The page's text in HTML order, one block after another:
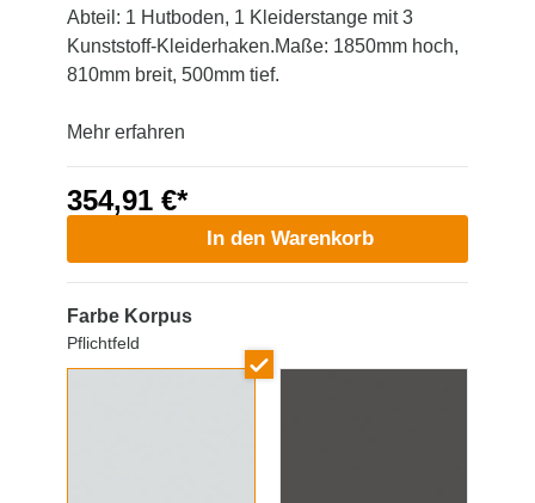
Abteil: 1 Hutboden, 1 Kleiderstange mit 3
Kunststoff-Kleiderhaken.Maße: 1850mm hoch,
810mm breit, 500mm tief.
Mehr erfahren
354,91 €*
In den Warenkorb
Farbe Korpus
Pflichtfeld